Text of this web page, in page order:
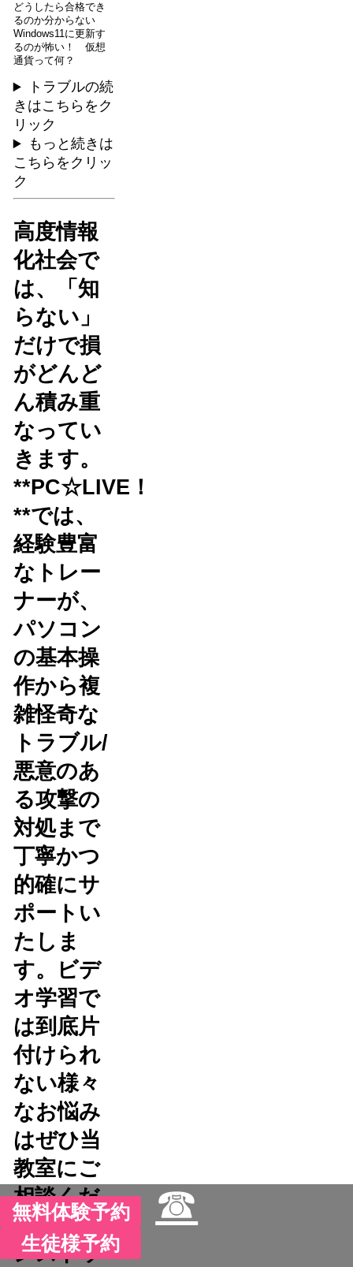
どうしたら合格でき
るのか分からない
Windows11に更新す
るのが怖い！ 仮想
通貨って何？
トラブルの続
きはこちらをク
リック
もっと続きは
こちらをクリッ
ク
高度情報
化社会で
は、「知
らない」
だけで損
がどんど
ん積み重
なってい
きます。
**PC☆LIVE！
**では、
経験豊富
なトレー
ナーが、
パソコン
の基本操
作から複
雑怪奇な
トラブル/
悪意のあ
る攻撃の
対処まで
丁寧かつ
的確にサ
ポートい
たしま
す。ビデ
オ学習で
は到底片
付けられ
ない様々
なお悩み
はぜひ当
教室にご
相談くだ
さい。ワ
ンストッ
無料体験予約 ☎
生徒様予約